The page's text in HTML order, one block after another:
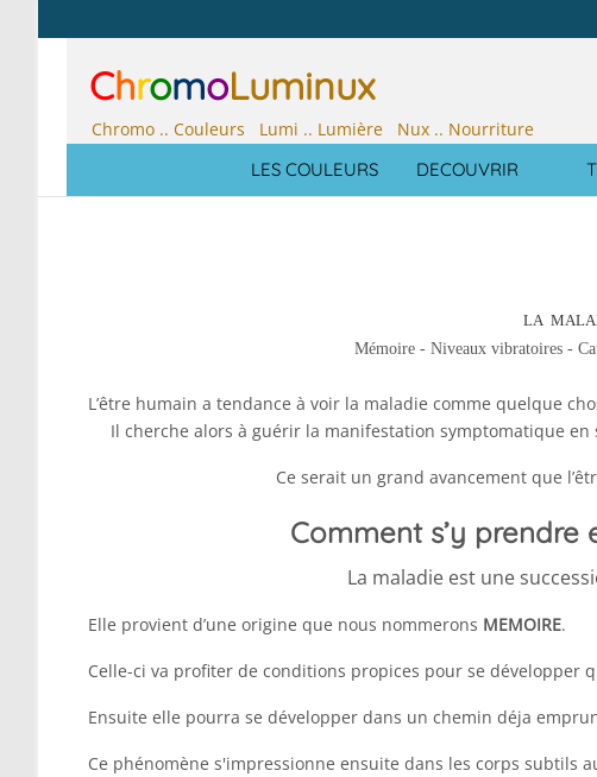
ChromoLuminux
Chromo .. Couleurs Lumi .. Lumière Nux .. Nourriture
LES COULEURS
DECOUVRIR
LA
Mémoire - Niveaux vibratoires -
L’être humain a tendance à voir la maladie comme quelque
Il cherche alors à guérir la manifestation symptomatique en
Ce serait un grand avancement que
Comment s’y
La maladie est une
Elle provient d’une origine que nous nommerons MEMOIRE.
Celle-ci va profiter de conditions propices pour se développer
Ensuite elle pourra se développer dans un chemin déja
Ce phénomène s'impressionne ensuite dans les corps